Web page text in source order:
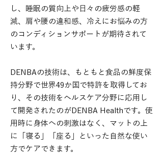
し、
睡眠の質向上や日々の疲労感の軽
減、肩や腰の違和感、冷えにお悩みの方
の コンディションサポートが期待されて
います。
DENBAの技術は、もともと食品の鮮度保
持分野で世界49か国で特許を取得 してお
り、その技術をヘルスケア分野に応用し
て開発されたのがDENBA Health です。使
用時に身体への刺激はなく、マットの上
に「寝る」「座る」といった自然な使い
方でケアできます。